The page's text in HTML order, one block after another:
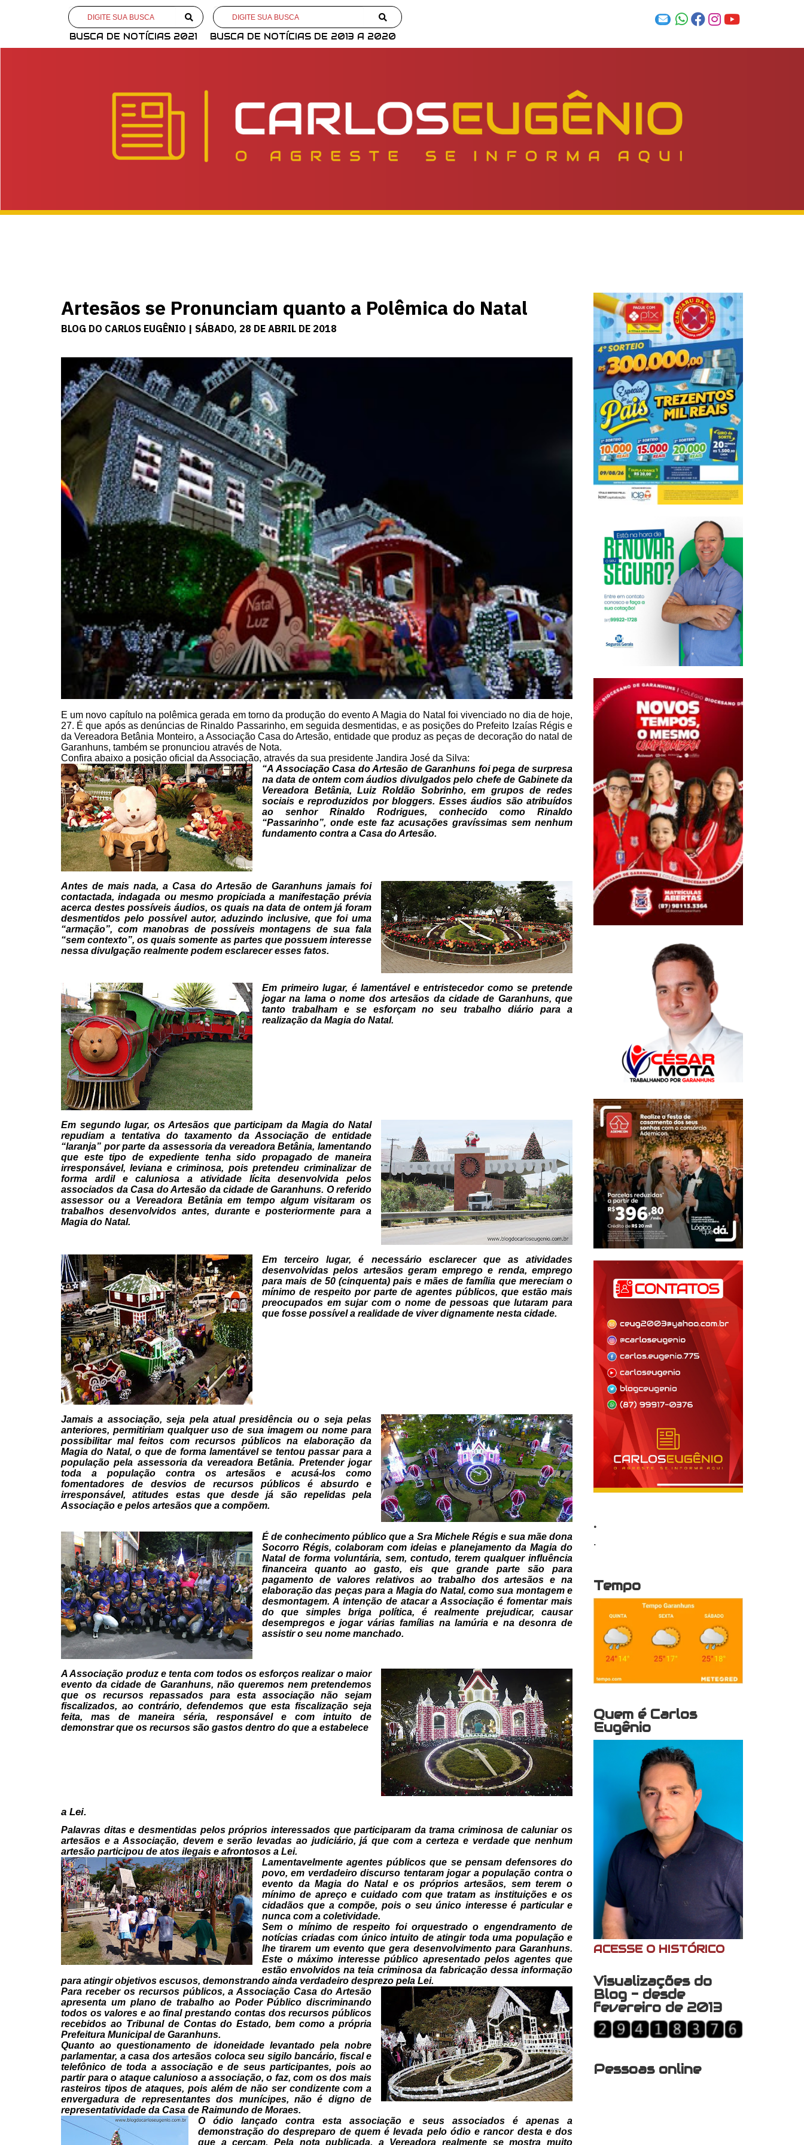
BUSCA DE NOTÍCIAS 2021 BUSCA DE NOTÍCIAS DE 2013 A 2020
Artesãos se Pronunciam quanto a Polêmica do Natal
BLOG DO CARLOS EUGÊNIO | SÁBADO, 28 DE ABRIL DE 2018
E um novo capítulo na polêmica gerada em torno da produção do evento A Magia do Natal foi vivenciado no dia dehoje,
27. É que após as denúncias de Rinaldo Passarinho, em seguida desmentidas, e as posições do Prefeito Izaías Régis e
da Vereadora Betânia Monteiro, a Associação Casa doArtesão, entidade que produz as peças de decoração do natal de
Garanhuns, também se pronunciou através de Nota.
Confira abaixo a posição oficial da Associação, através da sua presidente Jandira José da Silva:
“A Associação Casa do Artesão deGaranhuns foi pega de surpresa
na data de ontem com áudios divulgados pelo chefe de Gabinete da
Vereadora Betânia, Luiz Roldão Sobrinho, em grupos de redes
sociais e reproduzidos por bloggers. Esses áudios são atribuídos
ao senhorRinaldo Rodrigues, conhecido como Rinaldo
“Passarinho”, onde este faz acusações gravíssimas sem nenhum
fundamento contra a Casa do Artesão.
Antes de mais nada, a Casa doArtesão de Garanhuns jamais foi
contactada, indagada ou mesmo propiciada a manifestação prévia
acerca destes possíveis áudios, os quais na data de ontemjá foram
desmentidos pelo possível autor, aduzindo inclusive, que foi uma
“armação”, com manobras de possíveis montagens de sua fala
“sem contexto”, os quais somente as partes que possuem interesse
nessa divulgação realmente podem esclarecer esses fatos.
Em primeiro lugar, é lamentável eentristecedor como se pretende
jogar na lama o nome dos artesãos da cidade de Garanhuns, que
tanto trabalham e se esforçam no seu trabalho diário para a
realização da Magia do Natal.
Em segundo lugar, os Artesãos queparticipam da Magia do Natal
repudiam a tentativa do taxamento da Associação de entidade
“laranja” por parte da assessoria da vereadora Betânia, lamentando
que este tipo de expediente tenha sido propagado de maneira
irresponsável, leviana e criminosa, pois pretendeu criminalizar de
forma ardil e caluniosa a atividadelícita desenvolvida pelos
associados da Casa do Artesão da cidade de Garanhuns. O referido
assessor ou a Vereadora Betânia em tempo algum visitaram os
trabalhos desenvolvidos antes, durante e posteriormente para a
Magia do Natal.
Em terceiro lugar, é necessárioesclarecer que as atividades
desenvolvidas pelos artesãos geram emprego e renda, emprego
para mais de 50 (cinquenta) pais e mães de família que mereciamo
mínimo de respeito por parte de agentes públicos, que estão mais
preocupados em sujar com o nome de pessoas que lutaram para
que fosse possível a realidade de viver dignamente nesta cidade.
Jamais a associação, seja pelaatual presidência ou o seja pelas
anteriores, permitiriam qualquer uso de suaimagem ou nome para
possibilitar mal feitos com recursos públicos na elaboraçãoda
Magia do Natal, o que de forma lamentável se tentou passar para a
população pela assessoria da vereadora Betânia. Pretender jogar
toda a população contraos artesãos e acusá-los como
fomentadores de desvios de recursos públicos é absurdoe
irresponsável, atitudes estas que desde já são repelidas pela
Associação e pelos artesãos que a compõem.
É de conhecimento público que a Sra Michele Régis e sua mãe dona
Socorro Régis, colaboram com ideias e planejamento da Magia do
Natal de forma voluntária, sem, contudo, terem qualquer influência
financeira quanto ao gasto, eis que grande parte são para
pagamento de valores relativos ao trabalho dos artesãos e na
elaboração das peças para a Magia do Natal, como sua montagem e
desmontagem. A intenção deatacar a Associação é fomentar mais
do que simples briga política, é realmenteprejudicar, causar
desempregos e jogar várias famílias na lamúria e na desonra de
assistir o seu nome manchado.
A Associação produz e tenta com todos os esforços realizar o maior
evento da cidade de Garanhuns, não queremosnem pretendemos
que os recursos repassados para esta associação não sejam
fiscalizados, ao contrário, defendemos que esta fiscalização seja
feita, mas de maneira séria, responsável e com intuito de
demonstrar que os recursos são gastos dentro do que a estabelece
a Lei.
Palavras ditas e desmentidaspelos próprios interessados que participaram da trama criminosa de caluniar os
artesãos e a Associação, devem e serão levadas ao judiciário, já que com a certeza e verdade que nenhum
artesão participou de atos ilegais e afrontosos a Lei.
Lamentavelmente agentes públicos que se pensam defensores do
povo, em verdadeiro discurso tentaram jogar apopulação contra o
evento da Magia do Natal e os próprios artesãos, sem terem o
mínimo de apreço e cuidado com que tratam as instituições e os
cidadãos que acompõe, pois o seu único interesse é particular e
nunca com a coletividade.
Sem o mínimo de respeito foiorquestrado o engendramento de
notícias criadas com único intuito de atingirtoda uma população e
lhe tirarem um evento que gera desenvolvimento paraGaranhuns.
Este o máximo interesse público apresentado pelos agentes que
estão envolvidos na teia criminosa da fabricação dessa informação
para atingirobjetivos escusos, demonstrando ainda verdadeiro desprezo pela Lei.
Para receber os recursospúblicos, a Associação Casa do Artesão
apresenta um plano de trabalho ao PoderPúblico discriminando
todos os valores e ao final prestando contas dos recursos públicos
recebidos ao Tribunal de Contas do Estado, bem como a própria
Prefeitura Municipal de Garanhuns.
Quanto ao questionamento de idoneidade levantado pela nobre
parlamentar, a casa dos artesãos coloca seu sigilo bancário, fiscal e
telefônico de toda a associação e de seusparticipantes, pois ao
partir para o ataque calunioso a associação, o faz, com os dos mais
rasteiros tipos de ataques, pois além de não ser condizente com a
envergadura de representantes dos munícipes, não é digno de
representatividade da Casa de Raimundo de Moraes.
O ódio lançado contra esta associação e seus associados é apenas a
demonstração do despreparo de quem é levada pelo ódio e rancor desta e dos
que a cercam. Pela nota publicada, a Vereadora realmente se mostra muito
.
.
Tempo
Quem é Carlos
Eugênio
ACESSE O HISTÓRICO
Visualizações do
Blog - desde
fevereiro de 2013
Pessoas online